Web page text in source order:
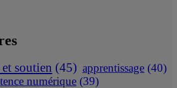
soutien (45) apprentissage (40)
numérique (39)